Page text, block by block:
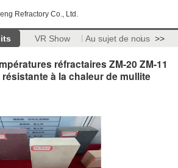
Refractory Co., Ltd.
VR Show Au sujet de nous >>
réfractaires ZM-20 ZM-11
à la chaleur de mullite